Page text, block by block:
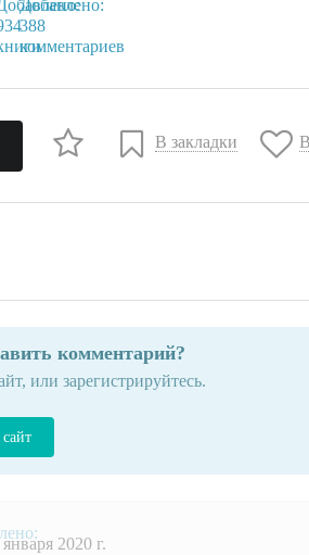
В закладки
комментарий?
или зарегистрируйтесь.
2020 г.